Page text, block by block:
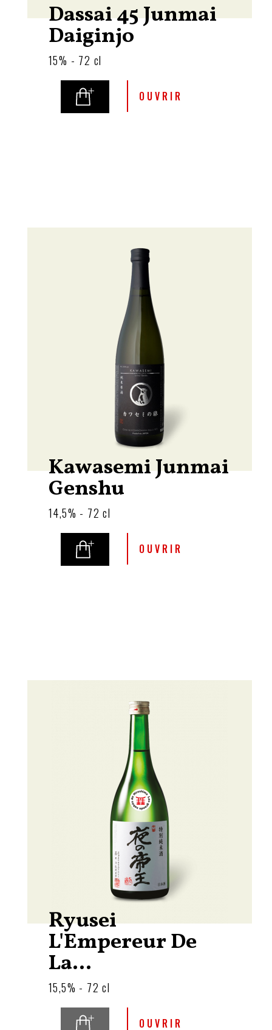
Dassai 45 Junmai
Daiginjo
15% - 72 cl
OUVRIR
Kawasemi Junmai
Genshu
14,5% - 72 cl
OUVRIR
Ryusei
L'Empereur De
La...
15,5% - 72 cl
OUVRIR